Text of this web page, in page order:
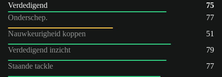
Verdedigend
75
Onderschep.
77
Nauwkeurigheid koppen
51
Verdedigend inzicht
79
Staande tackle
77